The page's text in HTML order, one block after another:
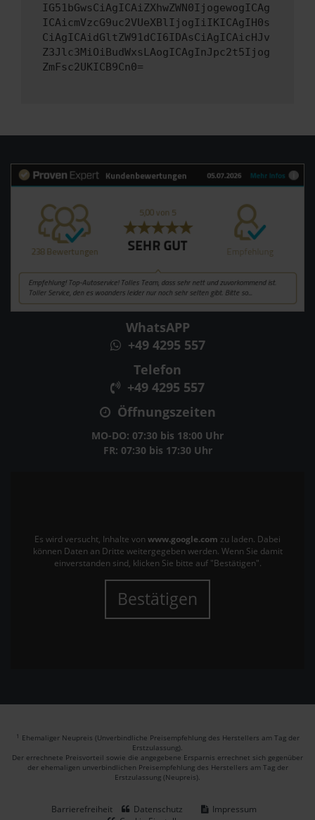
IG51bGwsCiAgICAiZXhwZWN0IjogewogICAg
ICAicmVzcG9uc2VUeXBlIjogIiIKICAgIH0s
CiAgICAidGltZW91dCI6IDAsCiAgICAicHJv
Z3Jlc3MiOiBudWxsLAogICAgInJpc2t5Ijog
ZmFsc2UKICB9Cn0=
WhatsAPP
+49 4295 557
Telefon
+49 4295 557
Öffnungszeiten
MO-DO: 07:30 bis 18:00 Uhr
FR: 07:30 bis 17:30 Uhr
Es wird versucht, Inhalte von www.google.com zu laden. Dabei
können Daten an Dritte weitergegeben werden. Wenn Sie damit
einverstanden sind, klicken Sie bitte auf "Bestätigen".
Bestätigen
1 Ehemaliger Neupreis (Unverbindliche Preisempfehlung des Herstellers am Tag der
Erstzulassung).
Der errechnete Preisvorteil sowie die angegebene Ersparnis errechnet sich gegenüber
der ehemaligen unverbindlichen Preisempfehlung des Herstellers am Tag der
Erstzulassung (Neupreis).
Barrierefreiheit Datenschutz
Impressum